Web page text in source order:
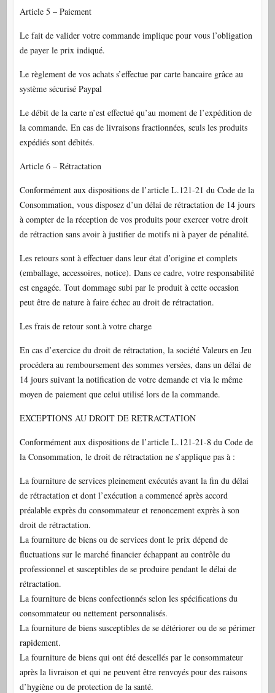
Article 5 – Paiement
Le fait de valider votre commande implique pour vous l’obligation
de payer le prix indiqué.
Le règlement de vos achats s’effectue par carte bancaire grâce au
système sécurisé Paypal
Le débit de la carte n’est effectué qu’au moment de l’expédition de
la commande. En cas de livraisons fractionnées, seuls les produits
expédiés sont débités.
Article 6 – Rétractation
Conformément aux dispositions de l’article L.121-21 du Code de la
Consommation, vous disposez d’un délai de rétractation de 14 jours
à compter de la réception de vos produits pour exercer votre droit
de rétraction sans avoir à justifier de motifs ni à payer de pénalité.
Les retours sont à effectuer dans leur état d’origine et complets
(emballage, accessoires, notice). Dans ce cadre, votre responsabilité
est engagée. Tout dommage subi par le produit à cette occasion
peut être de nature à faire échec au droit de rétractation.
Les frais de retour sont.à votre charge
En cas d’exercice du droit de rétractation, la société Valeurs en Jeu
procédera au remboursement des sommes versées, dans un délai de
14 jours suivant la notification de votre demande et via le même
moyen de paiement que celui utilisé lors de la commande.
EXCEPTIONS AU DROIT DE RETRACTATION
Conformément aux dispositions de l’article L.121-21-8 du Code de
la Consommation, le droit de rétractation ne s’applique pas à :
La fourniture de services pleinement exécutés avant la fin du délai
de rétractation et dont l’exécution a commencé après accord
préalable exprès du consommateur et renoncement exprès à son
droit de rétractation.
La fourniture de biens ou de services dont le prix dépend de
fluctuations sur le marché financier échappant au contrôle du
professionnel et susceptibles de se produire pendant le délai de
rétractation.
La fourniture de biens confectionnés selon les spécifications du
consommateur ou nettement personnalisés.
La fourniture de biens susceptibles de se détériorer ou de se périmer
rapidement.
La fourniture de biens qui ont été descellés par le consommateur
après la livraison et qui ne peuvent être renvoyés pour des raisons
d’hygiène ou de protection de la santé.